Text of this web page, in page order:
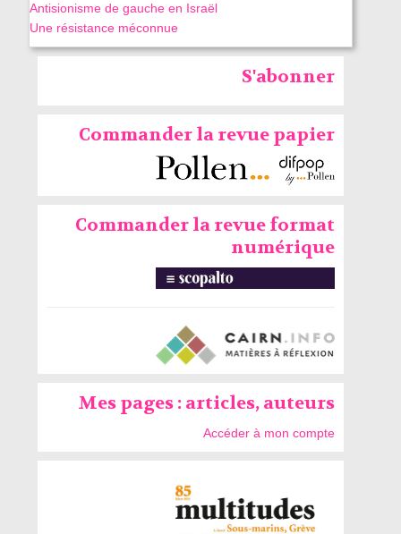
Antisionisme de gauche en Israël
Une résistance méconnue
S'abonner
Commander la revue papier
Commander la revue format
numérique
Mes pages : articles, auteurs
Accéder à mon compte